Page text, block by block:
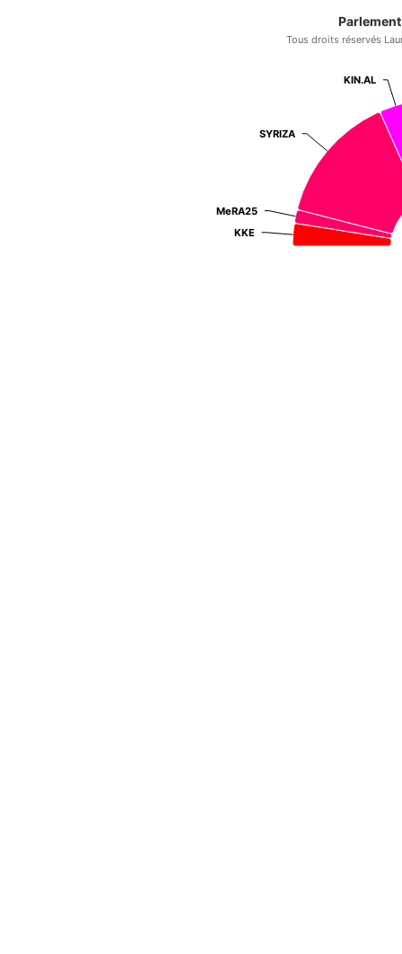
Tous droits réservés
KKE
KKE
MeRA25
MeRA25
SYRIZA
SYRIZA
KIN.AL
KIN.AL